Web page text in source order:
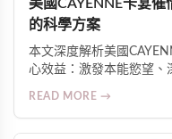
美國CAYENNE卡宴
的科學方案
本文深度解析美國
心效益：激發本能慾望、
READ MORE →